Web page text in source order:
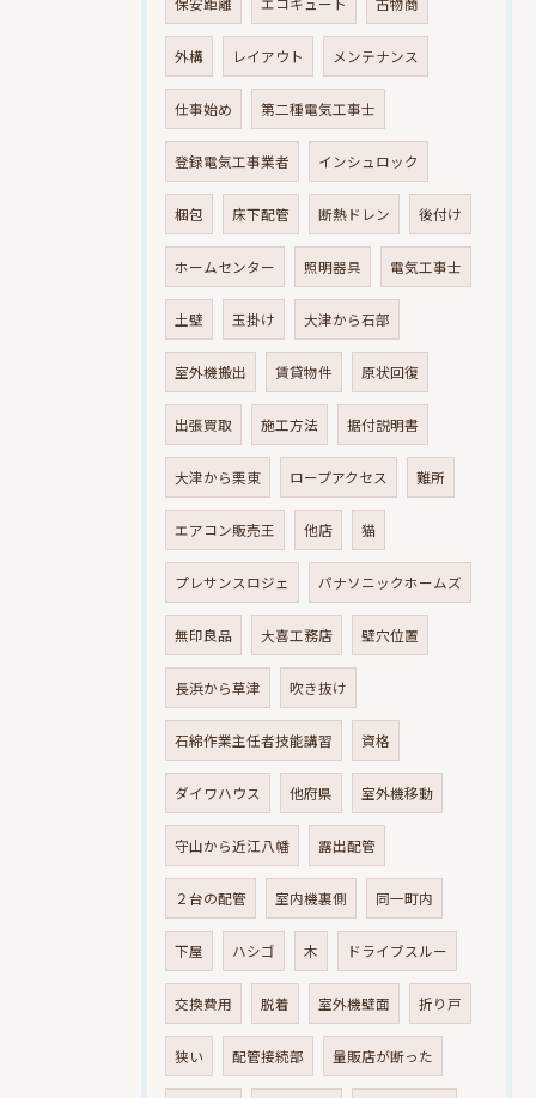
外構 レイアウト メンテナンス
仕事始め 第二種電気工事士
登録電気工事業者 インシュロック
梱包 床下配管 断熱ドレン 後付け
ホームセンター 照明器具 電気工事士
土壁 玉掛け 大津から石部
室外機搬出 賃貸物件 原状回復
出張買取 施工方法 据付説明書
大津から栗東 ロープアクセス 難所
エアコン販売王 他店 猫
プレサンスロジェ パナソニックホームズ
無印良品 大喜工務店 壁穴位置
長浜から草津 吹き抜け
石綿作業主任者技能講習 資格
ダイワハウス 他府県 室外機移動
守山から近江八幡 露出配管
２台の配管 室内機裏側 同一町内
下屋 ハシゴ 木 ドライブスルー
交換費用 脱着 室外機壁面 折り戸
狭い 配管接続部 量販店が断った